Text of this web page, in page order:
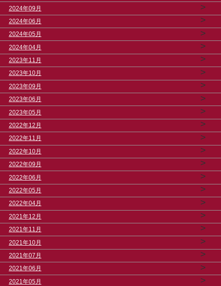
2024年09月 >
2024年06月 >
2024年05月 >
2024年04月 >
2023年11月 >
2023年10月 >
2023年09月 >
2023年06月 >
2023年05月 >
2022年12月 >
2022年11月 >
2022年10月 >
2022年09月 >
2022年06月 >
2022年05月 >
2022年04月 >
2021年12月 >
2021年11月 >
2021年10月 >
2021年07月 >
2021年06月 >
2021年05月 >